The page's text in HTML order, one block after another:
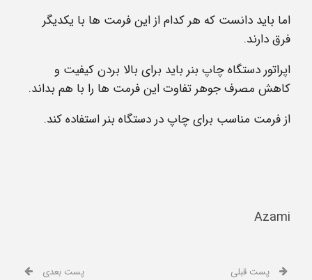
اما باید دانست که هر کدام از این فرمت ها با یکدیگر
فرق دارند.
اپراتور دستگاه چاپ بنر باید برای بالا بردن کیفیت و
کاهش مصرف جوهر تفاوت این فرمت ها را با هم بداند.
از فرمت مناسب برای چاپ در دستگاه بنر استفاده کند.
Azami
پست قبلی پست بعدی